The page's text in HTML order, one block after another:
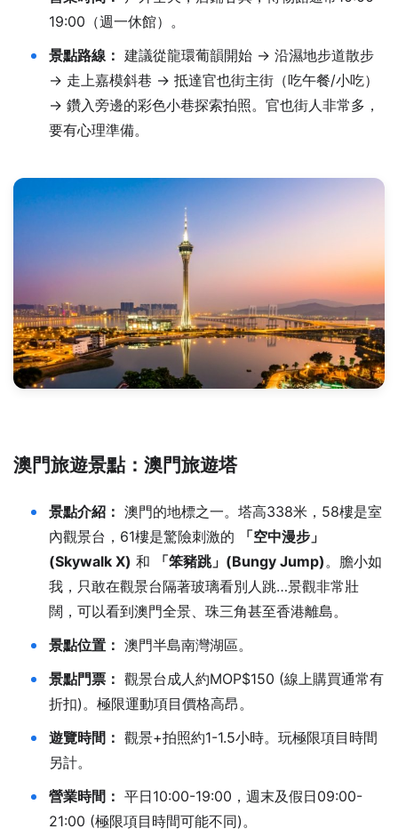
19:00（週一休館）。
景點路線： 建議從龍環葡韻開始 → 沿濕地步道散步
→ 走上嘉模斜巷 → 抵達官也街主街（吃午餐/小吃）
→ 鑽入旁邊的彩色小巷探索拍照。官也街人非常多，
要有心理準備。
澳門旅遊景點： 澳門旅遊塔
景點介紹： 澳門的地標之一。塔高338米，58樓是室
內觀景台，61樓是驚險刺激的
「空中漫步」
(Skywalk X) 和 「笨豬跳」(Bungy Jump) 。膽小如
我，只敢在觀景台隔著玻璃看別人跳…景觀非常壯
闊，可以看到澳門全景、珠三角甚至香港離島。
景點位置： 澳門半島南灣湖區。
景點門票： 觀景台成人約MOP$150 (線上購買通常有
折扣)。極限運動項目價格高昂。
遊覽時間： 觀景+拍照約1-1.5小時。玩極限項目時間
另計。
營業時間： 平日10:00-19:00，週末及假日09:00-
21:00 (極限項目時間可能不同)。